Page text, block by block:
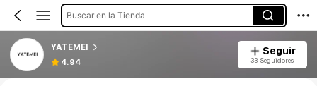
Buscar en la Tienda
YATEMEI
4.94
Seguir
33 Seguidores